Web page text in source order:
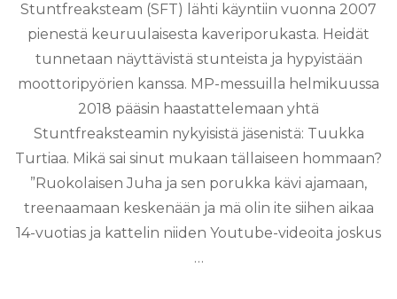
Stuntfreaksteam (SFT) lähti käyntiin vuonna 2007
pienestä keuruulaisesta kaveriporukasta. Heidät
tunnetaan näyttävistä stunteista ja hypyistään
moottoripyörien kanssa. MP-messuilla helmikuussa
2018 pääsin haastattelemaan yhtä
Stuntfreaksteamin nykyisistä jäsenistä: Tuukka
Turtiaa. Mikä sai sinut mukaan tällaiseen hommaan?
”Ruokolaisen Juha ja sen porukka kävi ajamaan,
treenaamaan keskenään ja mä olin ite siihen aikaa
14-vuotias ja kattelin niiden Youtube-videoita joskus
…